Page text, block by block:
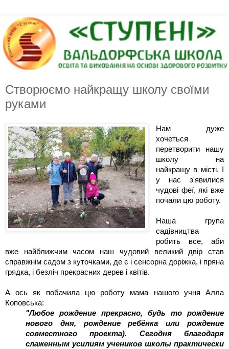
Створюємо найкращу школу своїми
руками
Нам дуже
хочеться
перетворити нашу
школу на
найкращу в місті. І
у нас з'явилися
чудові феї, які вже
почали цю роботу.
Наша група
садівництва
робить все, аби
вже найближчим часом наш чудовий великий двір став
справжнім садом з куточками, де є і сенсорна доріжка, і пряна
грядка, і безліч прекрасних дерев і квітів.
А ось як побачила цю роботу мама нашого учня Алла
Коповська:
"Любое рождение прекрасно, будь то рождение
нового дня, рождение ребёнка или рождение
совместного проекта). Сегодня благодаря
слаженным усилиям учеников школы практически